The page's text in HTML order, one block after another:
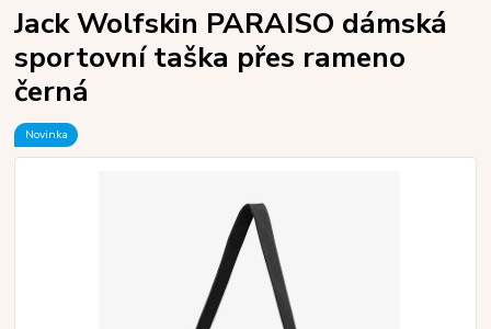
Jack Wolfskin PARAISO dámská
sportovní taška přes rameno
černá
Novinka